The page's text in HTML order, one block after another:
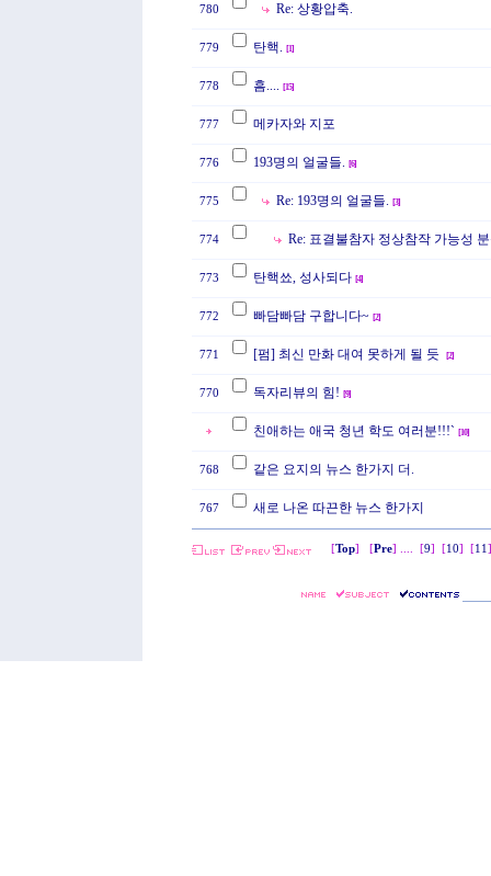
780 Re: 상황압축.
779 탄핵. [1]
778 흠.... [15]
777 메카자와 지포
776 193명의 얼굴들. [6]
775 Re: 193명의 얼굴들. [3]
774 Re: 표결불참자 정상참작 가능성
773 탄핵쑈, 성사되다 [4]
772 빠담빠담 구합니다~ [2]
771 [펌] 최신 만화 대여 못하게 될 듯 [2]
770 독자리뷰의 힘! [9]
친애하는 애국 청년 학도 여러분!!!` [10]
768 같은 요지의 뉴스 한가지 더.
767 새로 나온 따끈한 뉴스 한가지
[Top] [Pre] .... [9] [10] [11